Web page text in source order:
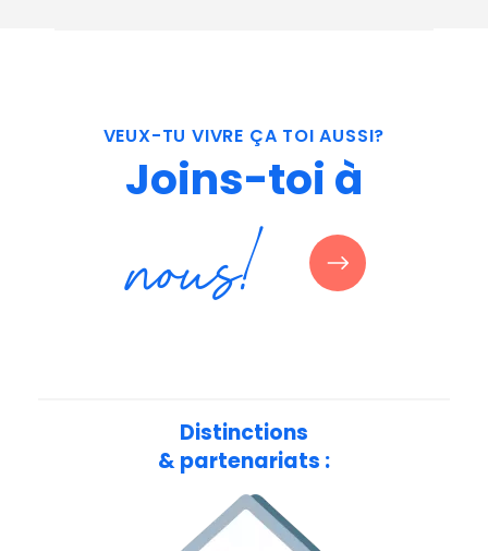
VEUX-TU VIVRE ÇA TOI AUSSI?
Joins-toi à
nous!
Distinctions
& partenariats :